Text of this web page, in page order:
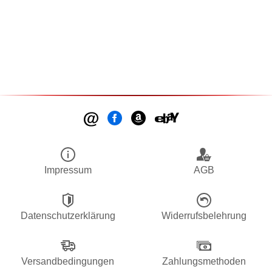
Impressum AGB
Datenschutzerklärung Widerrufsbelehrung
Versandbedingungen Zahlungsmethoden